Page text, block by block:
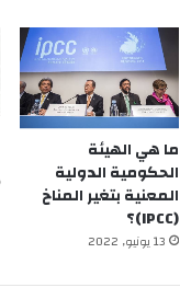
ما هي الهيئة
الحكومية الدولية
المعنية بتغير المناخ
(IPCC)؟
13 يونيو, 2022